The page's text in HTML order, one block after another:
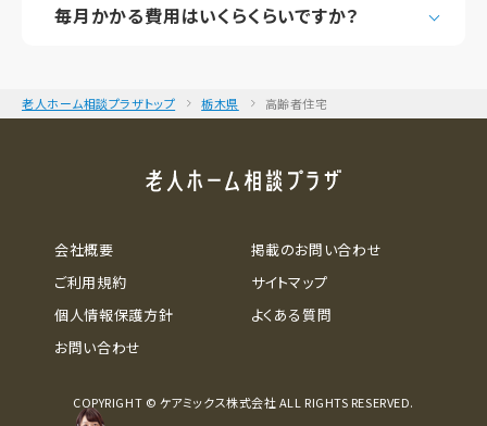
毎月かかる費用はいくらくらいですか？
老人ホーム相談プラザトップ 栃木県 高齢者住宅
会社概要
ご利用規約
個人情報保護方針
お問い合わせ
掲載のお問い合わせ
サイトマップ
よくある質問
COPYRIGHT © ケアミックス株式会社 ALL RIGHTS RESERVED.